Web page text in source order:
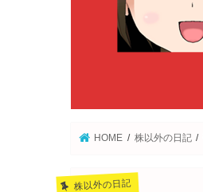
HOME 株以外の日記
株以外の日記